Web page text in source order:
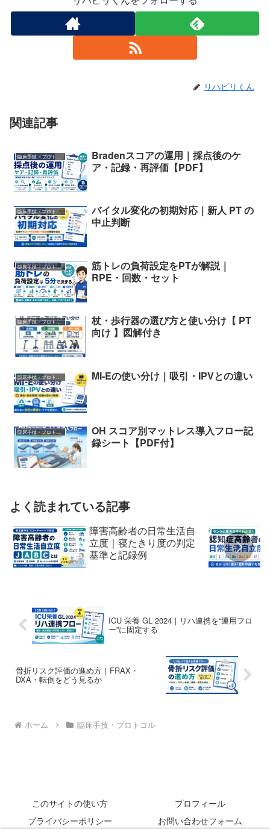
リハビリくん
関連記事
Bradenスコアの運用｜採点後のケ
ア・記録・再評価【PDF】
臨床手技・プロトコル
バイタル変化の初期対応｜新人 PT の
中止判断
臨床手技・プロトコル
筋トレの負荷設定をPTが解説｜
RPE・回数・セット
臨床手技・プロトコル
杖・歩行器の選び方と使い分け【 PT
向け 】図解付き
MI-Eの使い分け｜吸引・IPVとの違い
臨床手技・プロトコル
OH スコア別マットレス導入フロー記
録シート【PDF付】
よく読まれている記事
障害高齢者の日常生活自
立度｜寝たきり度の判定
基準と記録例
ICU 栄養 GL 2024｜リハ連携を“運用フロ
ー”に固定する
骨折リスク評価の進め方｜FRAX・
DXA・転倒をどう見るか
ホーム 臨床手技・プロトコル
このサイトの使い方
プロフィール
プライバシーポリシー
お問い合わせフォーム